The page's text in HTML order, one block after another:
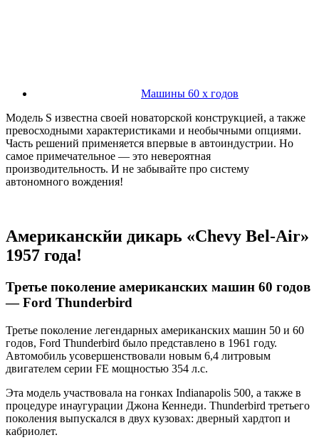
Машины 60 х годов
Модель S известна своей новаторской конструкцией, а также
превосходными характеристиками и необычными опциями.
Часть решений применяется впервые в автоиндустрии. Но
самое примечательное — это невероятная
производительность. И не забывайте про систему
автономного вождения!
Американскйи дикарь «Chevy Bel-Air»
1957 года!
Третье поколение американских машин 60 годов
— Ford Thunderbird
Третье поколение легендарных американских машин 50 и 60
годов, Ford Thunderbird было представлено в 1961 году.
Автомобиль усовершенствовали новым 6,4 литровым
двигателем серии FE мощностью 354 л.с.
Эта модель участвовала на гонках Indianapolis 500, а также в
процедуре инаугурации Джона Кеннеди. Thunderbird третьего
поколения выпускался в двух кузовах: дверный хардтоп и
кабриолет.